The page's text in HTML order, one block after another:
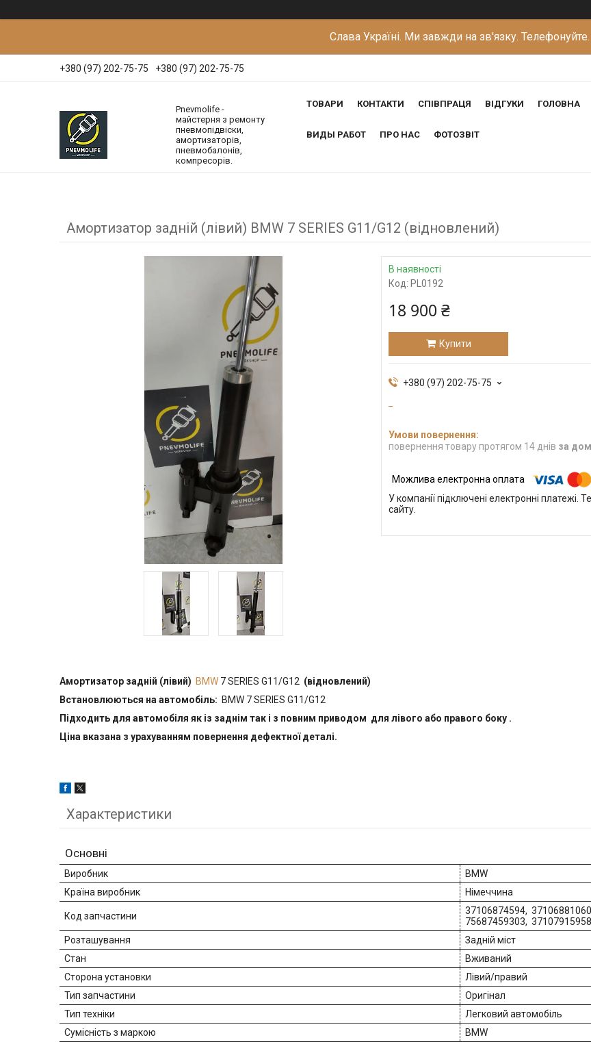
Слава Україні. Ми завжди на зв'язку. Телефонуйте.
+380 (97) 202-75-75 +380 (97) 202-75-75
Pnevmolife -
майстерня з ремонту
пневмопідвіски,
амортизаторів,
пневмобалонів,
компресорів.
ТОВАРИ КОНТАКТИ СПІВПРАЦЯ ВІДГУКИ ГОЛОВНА
ВИДЫ РАБОТ ПРО НАС ФОТОЗВІТ
Амортизатор задній (лівий) BMW 7 SERIES G11/G12 (відновлений)
В наявності
Код: PL0192
18 900 ₴
Купити
+380 (97) 202-75-75
повернення товару протягом 14 днів за
У компанії підключені електронні
сайту.
Амортизатор задній (лівий) BMW 7 SERIES G11/G12 (відновлений)
Встановлюються на автомобіль: BMW 7 SERIES G11/G12
Підходить для автомобіля як із заднім так і з повним приводом для лівого або правого боку .
Ціна вказана з урахуванням повернення дефектної деталі.
Характеристики
Основні
Виробник
BMW
Країна виробник
Німеччина
Код запчастини
37106874594,
75687459303,
Розташування
Задній міст
Стан
Вживаний
Сторона установки
Лівий/правий
Тип запчастини
Оригінал
Тип техніки
Легковий автомобіль
Сумісність з маркою
BMW